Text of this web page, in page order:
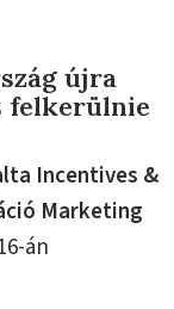
újra
felkerülnie
Incentives &
Marketing
án